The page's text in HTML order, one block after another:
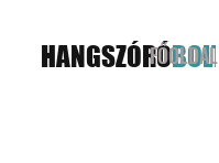
HANGSZÓRÓBOLT
FŐOLDAL